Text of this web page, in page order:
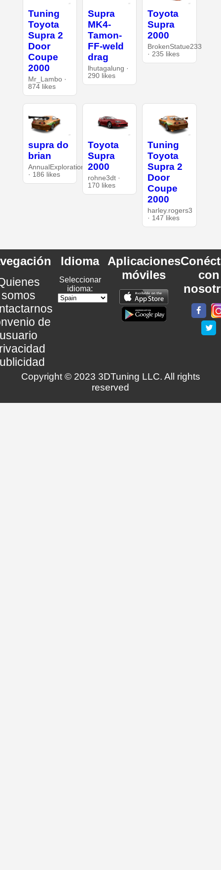
Tuning
Toyota
Supra 2
Door
Coupe
2000
Mr_Lambo ·
874 likes
Supra
MK4-
Tamon-
FF-weld
drag
lhutagalung ·
290 likes
Toyota
Supra
2000
BrokenStatue233
· 235 likes
supra do
brian
AnnualExploration26
· 186 likes
Toyota
Supra
2000
rohne3dt ·
170 likes
Tuning
Toyota
Supra 2
Door
Coupe
2000
harley.rogers3
· 147 likes
somos
de
Idioma
Seleccionar
idioma:
Aplicaciones
móviles
con
Copyright © 2023 3DTuning LLC. All rights
reserved